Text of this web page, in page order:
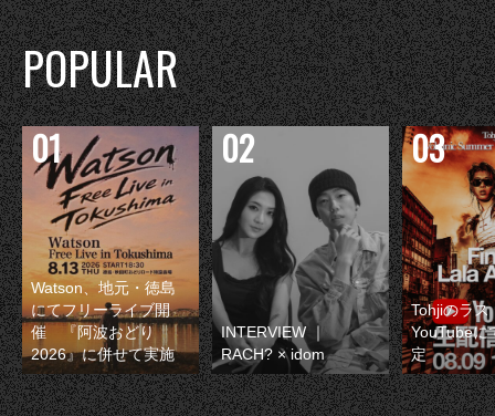
POPULAR
Watson、地元・徳島
にてフリーライブ開
催 『阿波おどり
2026』に併せて実施
INTERVIEW ｜
RACH? × idom
Tohjiのラス
YouTubeに
定